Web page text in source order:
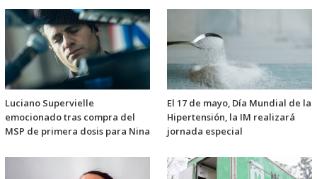
Luciano Supervielle
emocionado tras compra del
MSP de primera dosis para Nina
El 17 de mayo, Día Mundial de la
Hipertensión, la IM realizará
jornada especial